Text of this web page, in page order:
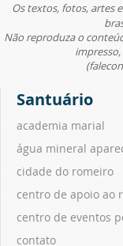
Os textos, fotos, artes
Não reproduza o
Santuário
academia marial
água mineral
cidade do romeiro
centro de apoio ao
centro de eventos
contato